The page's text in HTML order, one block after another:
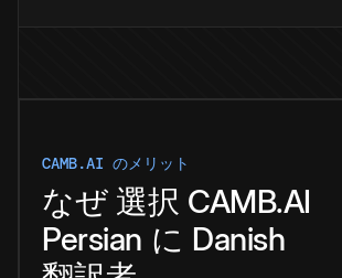
CAMB.AI のメリット
なぜ 選択 CAMB.AI
Persian に Danish